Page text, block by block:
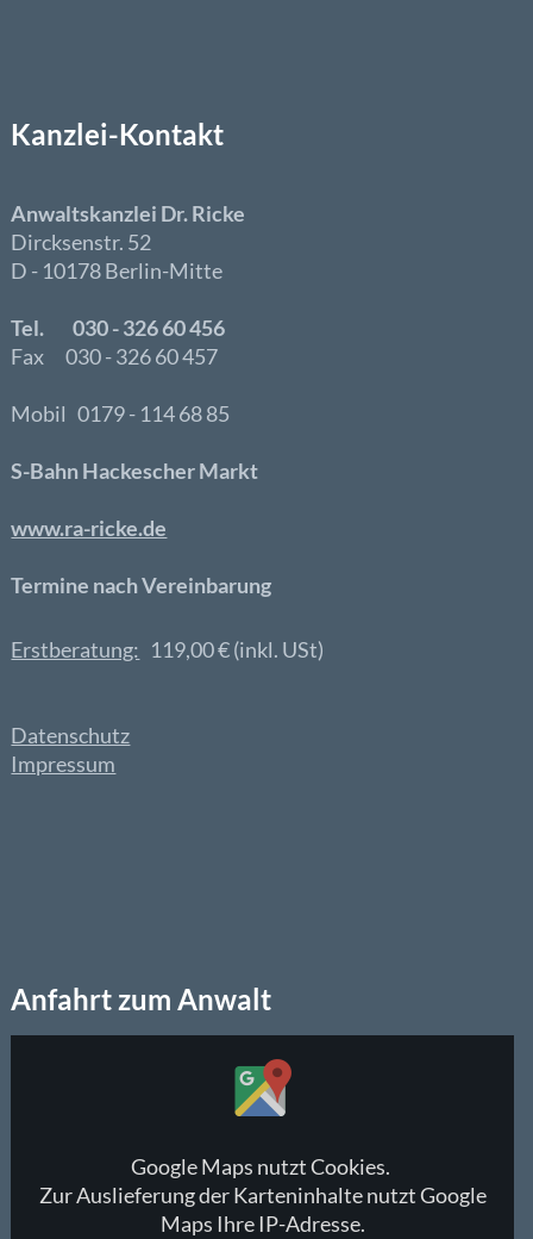
Kanzlei-Kontakt
Anwaltskanzlei Dr. Ricke
Dircksenstr. 52
D - 10178 Berlin-Mitte
Tel. 030 - 326 60 456
Fax 030 - 326 60 457
Mobil 0179 - 114 68 85
S-Bahn Hackescher Markt
www.ra-ricke.de
Termine nach Vereinbarung
Erstberatung: 119,00 € (inkl. USt)
Datenschutz
Impressum
Anfahrt zum Anwalt
Google Maps nutzt Cookies.
Zur Auslieferung der Karteninhalte nutzt Google
Maps Ihre IP-Adresse.